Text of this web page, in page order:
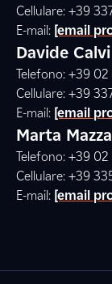
Cellulare: +39
E-mail: [email
Davide Calvi
Telefono: +39 02
Cellulare: +39
E-mail: [email
Marta
Telefono: +39
Cellulare: +39
E-mail: [email